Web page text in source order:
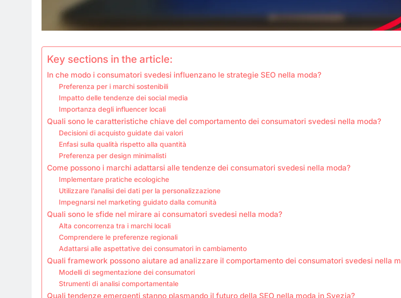
Key sections in the article:
In che modo i consumatori svedesi influenzano le strategie SEO nella moda?
Preferenza per i marchi sostenibili
Impatto delle tendenze dei social media
Importanza degli influencer locali
Quali sono le caratteristiche chiave del comportamento dei consumatori svedesi nella moda?
Decisioni di acquisto guidate dai valori
Enfasi sulla qualità rispetto alla quantità
Preferenza per design minimalisti
Come possono i marchi adattarsi alle tendenze dei consumatori svedesi nella moda?
Implementare pratiche ecologiche
Utilizzare l’analisi dei dati per la personalizzazione
Impegnarsi nel marketing guidato dalla comunità
Quali sono le sfide nel mirare ai consumatori svedesi nella moda?
Alta concorrenza tra i marchi locali
Comprendere le preferenze regionali
Adattarsi alle aspettative dei consumatori in cambiamento
Quali framework possono aiutare ad analizzare il comportamento dei consumatori svedesi nella
Modelli di segmentazione dei consumatori
Strumenti di analisi comportamentale
Quali tendenze emergenti stanno plasmando il futuro della SEO nella moda in Svezia?